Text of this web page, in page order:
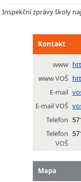
Inspekční zprávy školy
Kontakt
www
www VOŠ
E-mail
E-mail VOŠ
Telefon
Telefon
VOŠ
Mapa